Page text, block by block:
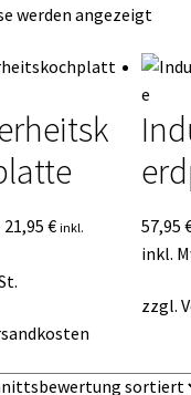
werden angezeigtNach
21,95 € inkl.
57,95
inkl.
zzgl.